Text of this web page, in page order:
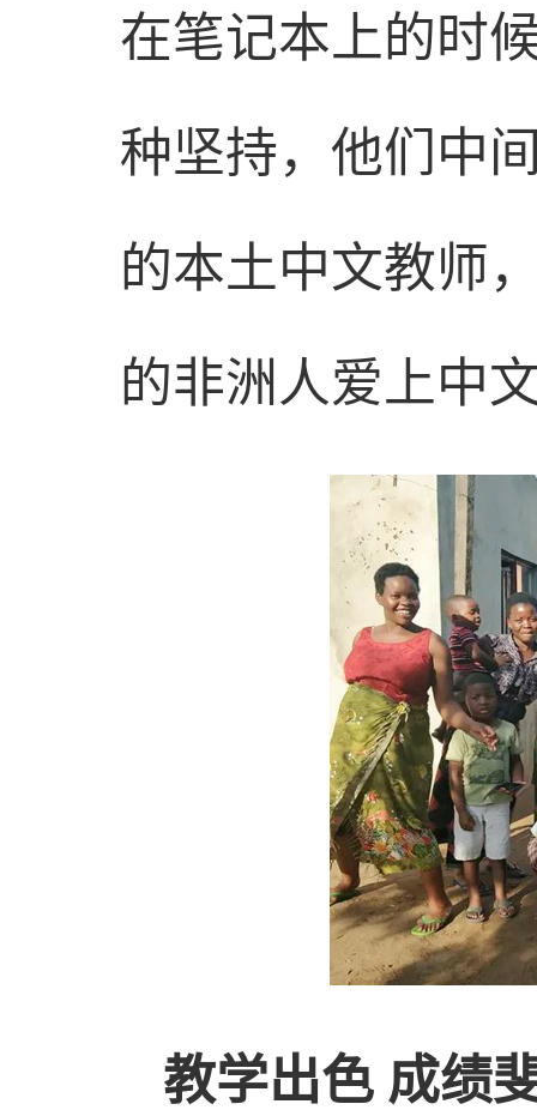
在笔记本上的时
种坚持，他们中
的本土中文教师
的非洲人爱上中
教学出色 成绩